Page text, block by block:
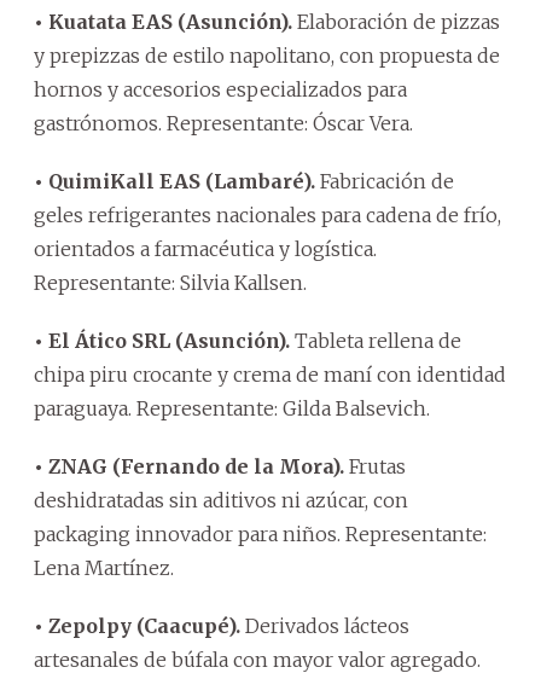
• Kuatata EAS (Asunción). Elaboración de pizzas
y prepizzas de estilo napolitano, con propuesta de
hornos y accesorios especializados para
gastrónomos. Representante: Óscar Vera.
• QuimiKall EAS (Lambaré). Fabricación de
geles refrigerantes nacionales para cadena de frío,
orientados a farmacéutica y logística.
Representante: Silvia Kallsen.
• El Ático SRL (Asunción). Tableta rellena de
chipa piru crocante y crema de maní con identidad
paraguaya. Representante: Gilda Balsevich.
• ZNAG (Fernando de la Mora). Frutas
deshidratadas sin aditivos ni azúcar, con
packaging innovador para niños. Representante:
Lena Martínez.
• Zepolpy (Caacupé). Derivados lácteos
artesanales de búfala con mayor valor agregado.